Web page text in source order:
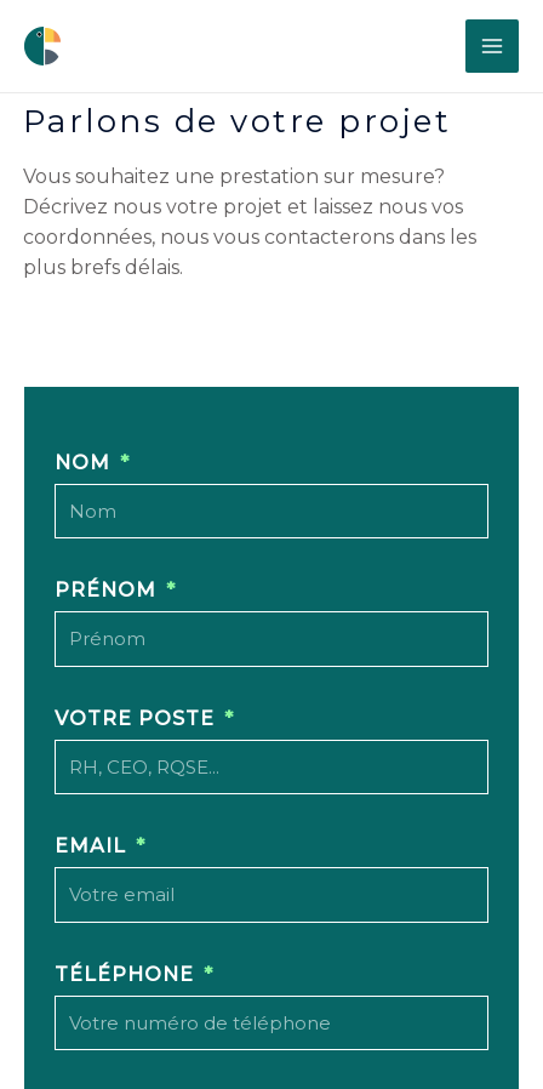
Parlons de votre projet
Vous souhaitez une prestation sur mesure?
Décrivez nous votre projet et laissez nous vos
coordonnées, nous vous contacterons dans les
plus brefs délais.
NOM
PRÉNOM
VOTRE POSTE
EMAIL
TÉLÉPHONE